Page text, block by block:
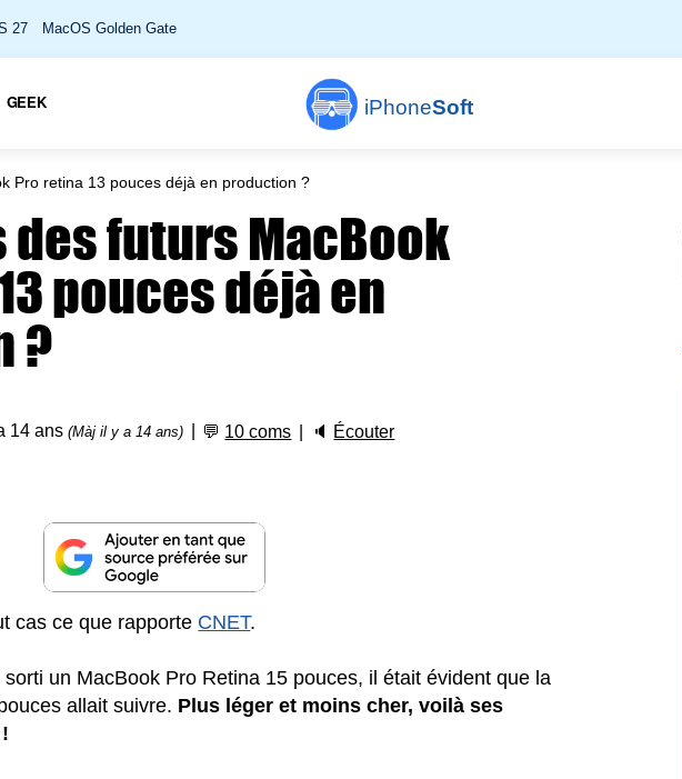
27 MacOS Golden Gate
iPhoneSoft
GEEK
Pro retina 13 pouces déjà en production ?
des futurs MacBook
pouces déjà en
?
a 14 ans(Màj il y a 14 ans) 💬 10 coms 🔈 Écouter
cas ce que rapporte CNET.
un MacBook Pro Retina 15 pouces, il était évident que la
allait suivre. Plus léger et moins cher, voilà ses